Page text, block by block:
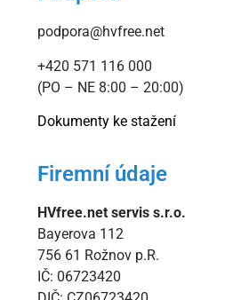
podpora@hvfree.net
+420 571 116 000
(PO – NE 8:00 – 20:00)
Dokumenty ke stažení
Firemní údaje
HVfree.net servis s.r.o.
Bayerova 112
756 61 Rožnov p.R.
IČ: 06723420